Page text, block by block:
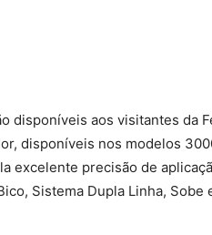
disponíveis aos visitantes da
disponíveis nos modelos
excelente precisão de
Sistema Dupla Linha,